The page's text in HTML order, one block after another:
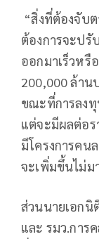
“สิ่งที่ต้องจับ
ต้องการจะปรั
ออกมาเร็วหรื
200,000 ล้าน
ขณะที่การลง
แต่จะมีผลต่อร
มีโครงการคน
จะเพิ่มขึ้นไม่ม
ส่วนนายเอก
และ รมว.การ